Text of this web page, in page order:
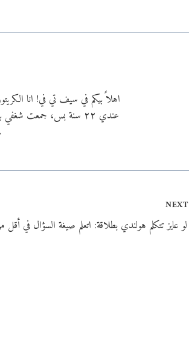
اهلاً بيكم في سيف تي في! انا
عندي ٢٢ سنة بس، جمعت
بيجمع بين
NEXT